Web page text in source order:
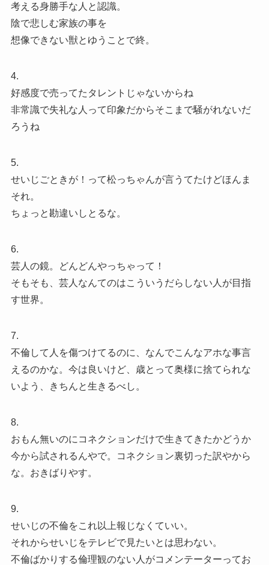
考える身勝手な人と認識。
陰で悲しむ家族の事を
想像できない獣とゆうことで終。
4.
好感度で売ってたタレントじゃないからね
非常識で失礼な人って印象だからそこまで騒がれないだ
ろうね
5.
せいじごときが！って松っちゃんが言うてたけどほんま
それ。
ちょっと勘違いしとるな。
6.
芸人の鏡。どんどんやっちゃって！
そもそも、芸人なんてのはこういうだらしない人が目指
す世界。
7.
不倫して人を傷つけてるのに、なんでこんなアホな事言
えるのかな。今は良いけど、歳とって奥様に捨てられな
いよう、きちんと生きるべし。
8.
おもん無いのにコネクションだけで生きてきたかどうか
今から試されるんやで。コネクション裏切った訳やから
な。おきばりやす。
9.
せいじの不倫をこれ以上報じなくていい。
それからせいじをテレビで見たいとは思わない。
不倫ばかりする倫理観のない人がコメンテーターってお